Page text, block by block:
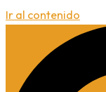
Ir al contenido